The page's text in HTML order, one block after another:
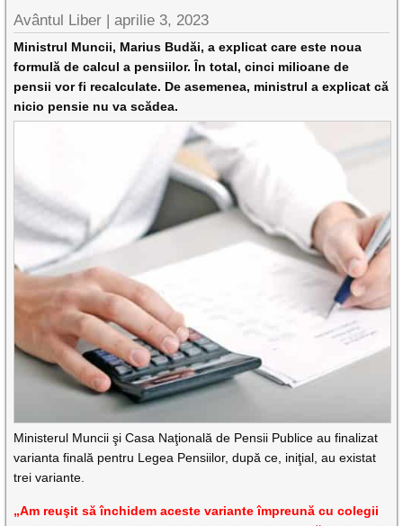
Avântul Liber |aprilie 3, 2023
Ministrul Muncii, Marius Budăi, a explicat care este noua
formulă de calcul a pensiilor. În total, cinci milioane de
pensii vor fi recalculate. De asemenea, ministrul a explicat că
nicio pensie nu va scădea.
Ministerul Muncii şi Casa Naţională de Pensii Publice au finalizat
varianta finală pentru Legea Pensiilor, după ce, iniţial, au existat
trei variante.
„Am reuşit să închidem aceste variante împreună cu colegii